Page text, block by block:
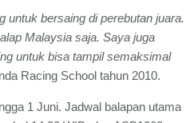
untuk bersaing di perebutan juara.
Malaysia saja. Saya juga
untuk bisa tampil semaksimal
Racing School tahun 2010.
1 Juni. Jadwal balapan utama